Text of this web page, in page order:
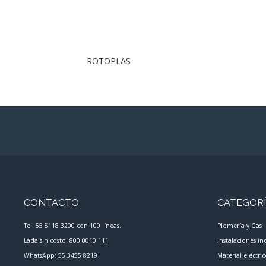
ROTOPLAS
CONTACTO
Tel: 55 5118 3200 con 100 líneas.
Lada sin costo: 800 0010 111
WhatsApp: 55 3455 8219
Plomería y Gas
Instalaciones
Material